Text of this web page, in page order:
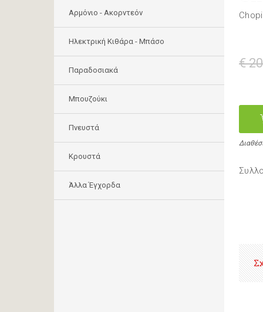
Αρμόνιο - Ακορντεόν
Ηλεκτρική Κιθάρα - Μπάσο
Παραδοσιακά
Μπουζούκι
Πνευστά
Κρουστά
Άλλα Έγχορδα
€